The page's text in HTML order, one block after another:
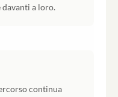
davanti a loro.
continua